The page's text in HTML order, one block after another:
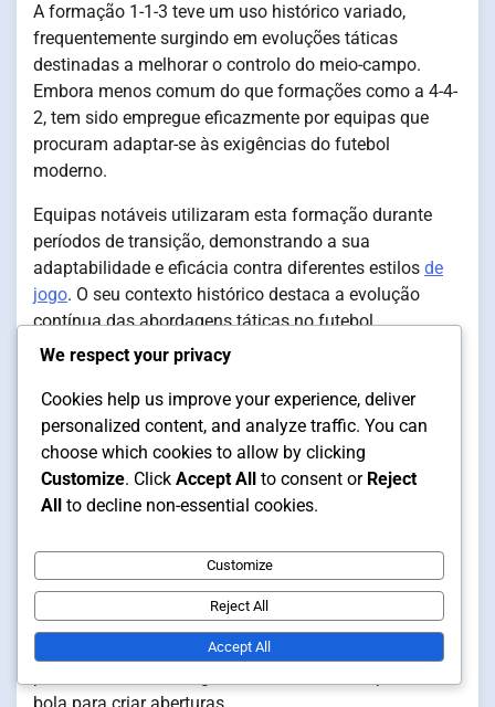
A formação 1-1-3 teve um uso histórico variado,
frequentemente surgindo em evoluções táticas
destinadas a melhorar o controlo do meio-campo.
Embora menos comum do que formações como a 4-4-
2, tem sido empregue eficazmente por equipas que
procuram adaptar-se às exigências do futebol
moderno.
Equipas notáveis utilizaram esta formação durante
períodos de transição, demonstrando a sua
adaptabilidade e eficácia contra diferentes estilos de
jogo. O seu contexto histórico destaca a evolução
contínua das abordagens táticas no futebol.
Adaptabilidade aos adversários
A adaptabilidade da formação 1-1-3 torna-a adequada
para vários adversários. As equipas podem ajustar as
suas táticas com base nas forças e fraquezas do
adversário, permitindo flexibilidade estratégica durante
Por exemplo, contra equipas que favorecem o jogo
pelas laterais, a formação pode ser ajustada para
fornecercobertura defensivaadicional. Por outro lado,
ao enfrentar uma defesa mais compacta, as equipas
We respect your privacy
Cookies help us improve your experience, deliver
personalized content, and analyze traffic. You can
choose which cookies to allow by clicking
Customize. Click Accept All to consent or Reject
All to decline non-essential cookies.
Customize
Reject All
Accept All